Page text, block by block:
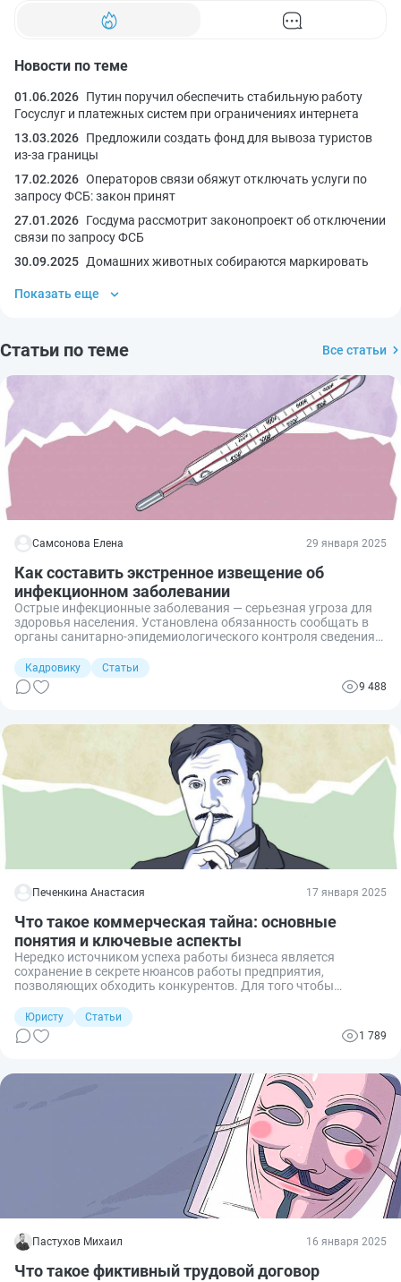
Новости по теме
01.06.2026 Путин поручил обеспечить стабильную работу
Госуслуг и платежных систем при ограничениях интернета
13.03.2026 Предложили создать фонд для вывоза туристов
из-за границы
17.02.2026 Операторов связи обяжут отключать услуги по
запросу ФСБ: закон принят
27.01.2026 Госдума рассмотрит законопроект об отключении
связи по запросу ФСБ
30.09.2025 Домашних животных собираются маркировать
Показать еще
Статьи по теме Все статьи
Самсонова Елена 29 января 2025
Как составить экстренное извещение об
инфекционном заболевании
Острые инфекционные заболевания — серьезная угроза для
здоровья населения. Установлена обязанность сообщать в
органы санитарно-эпидемиологического контроля сведения
нужно заполнить и в какие сроки, вы узнаете из статьи.
Кадровику
Статьи
9 488
Печенкина Анастасия 17 января 2025
Что такое коммерческая тайна: основные
понятия и ключевые аспекты
Нередко источником успеха работы бизнеса является
сохранение в секрете нюансов работы предприятия,
позволяющих обходить конкурентов. Для того чтобы
преимущества, не стала известна сторонним лицам, нелишним
будет ввести в компании режим коммерческой тайны.
Юристу
Статьи
1 789
Пастухов Михаил 16 января 2025
Что такое фиктивный трудовой договор